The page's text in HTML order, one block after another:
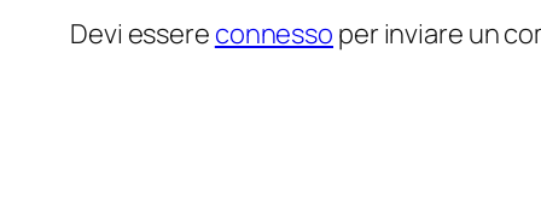
Devi essere connesso per inviare un